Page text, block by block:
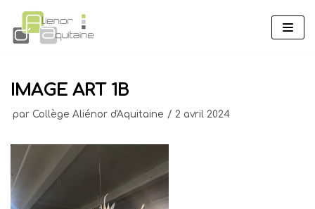
Aller
au
IMAGE ART 1B
par Collège Aliénor d'Aquitaine 2 avril 2024